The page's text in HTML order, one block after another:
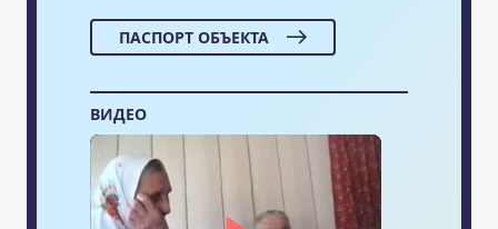
ПАСПОРТ ОБЪЕКТА
ВИДЕО